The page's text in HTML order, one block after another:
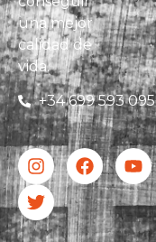
una mejor
calidad de
vida.
+34 699 593 095